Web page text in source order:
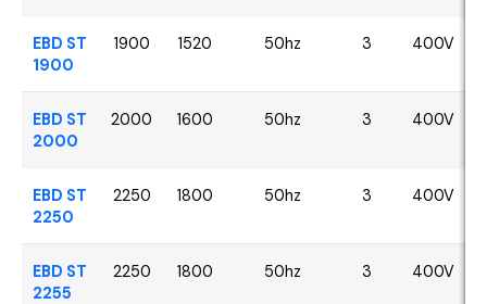
EBD ST
1900
1900 1520 50hz 3 400V
EBD ST
2000
2000 1600 50hz 3 400V
EBD ST
2250
2250 1800 50hz 3 400V
EBD ST
2255
2250 1800 50hz 3 400V